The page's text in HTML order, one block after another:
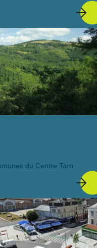
du Centre Tarn